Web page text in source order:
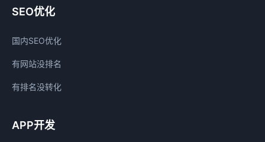
SEO优化
国内SEO优化
有网站没排名
有排名没转化
APP开发